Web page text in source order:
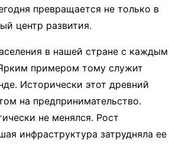
превращается не только в
центр развития.
в нашей стране с каждым
примером тому служит
Исторически этот древний
на предпринимательство.
не менялся. Рост
инфраструктура затрудняла ее